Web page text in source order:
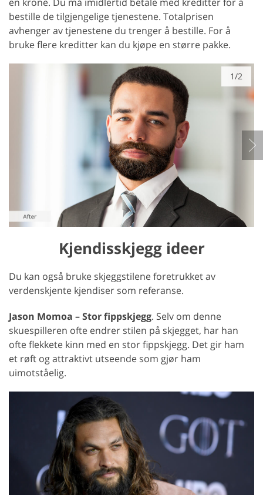
bestille de tilgjengelige tjenestene. Totalprisen
avhenger av tjenestene du trenger å bestille. For å
bruke flere kreditter kan du kjøpe en større pakke.
1/2
Kjendisskjegg ideer
Du kan også bruke skjeggstilene foretrukket av
verdenskjente kjendiser som referanse.
Jason Momoa – Stor fippskjegg. Selv om denne
skuespilleren ofte endrer stilen på skjegget, har han
ofte flekkete kinn med en stor fippskjegg. Det gir ham
et røft og attraktivt utseende som gjør ham
uimotståelig.